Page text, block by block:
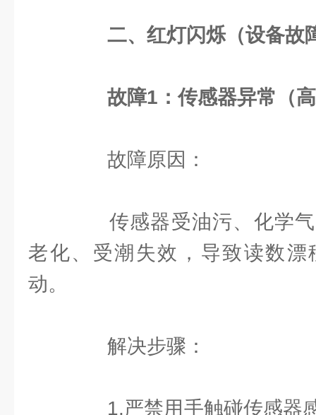
二、红灯闪烁（设备故
故障1：传感器异常（
故障原因：
传感器受油污、化学气
老化、受潮失效，导致读数漂
动。
解决步骤：
1.严禁用手触碰传感器